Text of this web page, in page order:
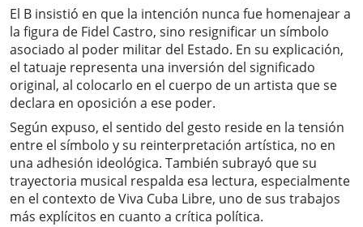
El B insistió en que la intención nunca fue homenajear a
la figura de Fidel Castro, sino resignificar un símbolo
asociado al poder militar del Estado. En su explicación,
el tatuaje representa una inversión del significado
original, al colocarlo en el cuerpo de un artista que se
declara en oposición a ese poder.
Según expuso, el sentido del gesto reside en la tensión
entre el símbolo y su reinterpretación artística, no en
una adhesión ideológica. También subrayó que su
trayectoria musical respalda esa lectura, especialmente
en el contexto de Viva Cuba Libre, uno de sus trabajos
más explícitos en cuanto a crítica política.